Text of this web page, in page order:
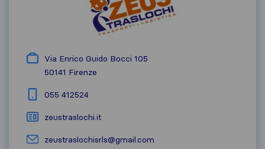
Via Enrico Guido Bocci 105
50141 Firenze
055 412524
zeustraslochi.it
zeustraslochisrls@gmail.com